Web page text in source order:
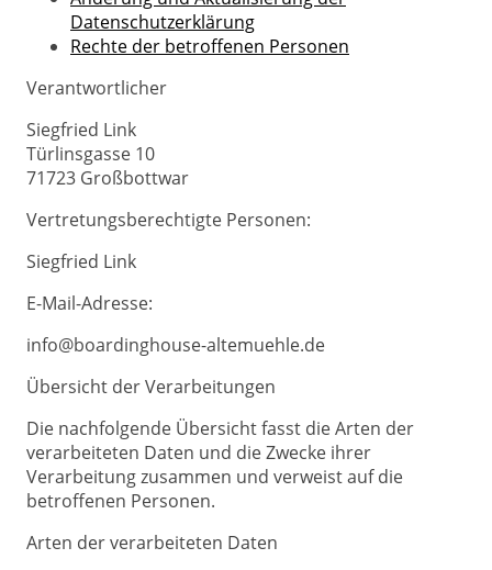
Datenschutzerklärung
Rechte der betroffenen Personen
Verantwortlicher
Siegfried Link
Türlinsgasse 10
71723 Großbottwar
Vertretungsberechtigte Personen:
Siegfried Link
E-Mail-Adresse:
info@boardinghouse-altemuehle.de
Übersicht der Verarbeitungen
Die nachfolgende Übersicht fasst die Arten der
verarbeiteten Daten und die Zwecke ihrer
Verarbeitung zusammen und verweist auf die
betroffenen Personen.
Arten der verarbeiteten Daten